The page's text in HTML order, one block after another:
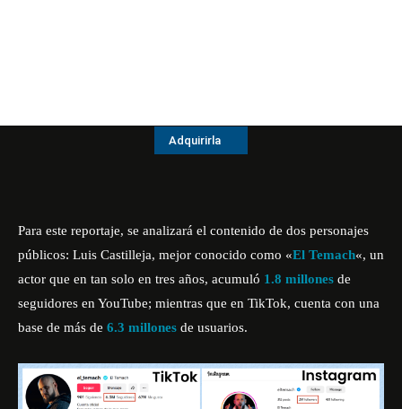
Adquirirla
Para este reportaje, se analizará el contenido de dos personajes
públicos: Luis Castilleja, mejor conocido como «El Temach«, un
actor que en tan solo en tres años, acumuló 1.8 millones de
seguidores en YouTube; mientras que en TikTok, cuenta con una
base de más de 6.3 millones de usuarios.